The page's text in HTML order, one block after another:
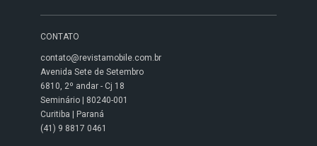
CONTATO
contato@revistamobile.com.br
Avenida Sete de Setembro
6810, 2º andar - Cj 18
Seminário | 80240-001
Curitiba | Paraná
(41) 9 8817 0461